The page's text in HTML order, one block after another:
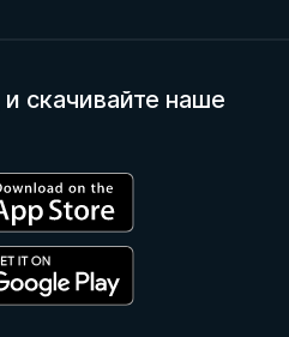
и скачивайте наше